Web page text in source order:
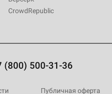
CrowdRepublic
(800) 500-31-36
Публичная оферта